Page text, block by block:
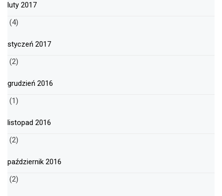
luty 2017
(4)
styczeń 2017
(2)
grudzień 2016
(1)
listopad 2016
(2)
październik 2016
(2)